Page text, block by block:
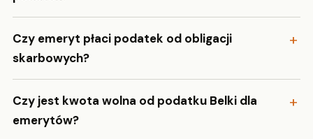
Czy emeryt płaci podatek od obligacji
skarbowych?
Czy jest kwota wolna od podatku Belki dla
emerytów?